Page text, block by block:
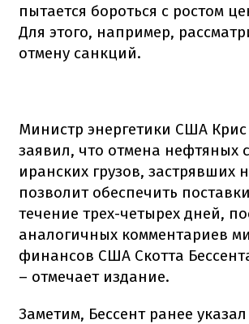
пытается бороться с ростом
Для этого, например,
отмену санкций.
Министр энергетики США
заявил, что отмена нефтяных
иранских грузов, застрявших
позволит обеспечить
течение трех-четырех дней,
аналогичных комментариев
финансов США Скотта
– отмечает издание.
Заметим, Бессент ранее